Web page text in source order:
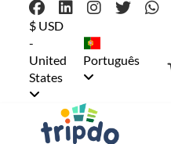
$ USD
-
United
States
Português